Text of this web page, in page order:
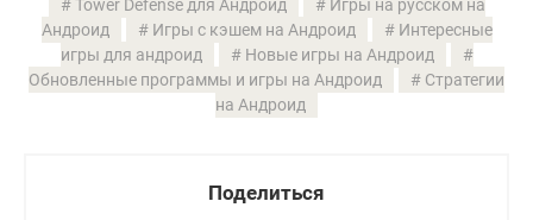
Tower Defense для Андроид
Игры на русском на
Андроид
Игры с кэшем на Андроид
Интересные
игры для андроид
Новые игры на Андроид
Обновленные программы и игры на Андроид
Стратегии
на Андроид
Поделиться